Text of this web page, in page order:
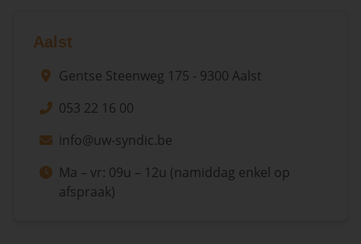
Aalst
Gentse Steenweg 175 - 9300 Aalst
053 22 16 00
info@uw-syndic.be
Ma – vr: 09u – 12u (namiddag enkel op
afspraak)